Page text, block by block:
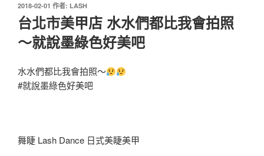
發
佈
於
2018-02-01 作者: LASH
台北市美甲店 水水們都比我會拍照
～就說墨綠色好美吧
水水們都比我會拍照～
#就說墨綠色好美吧
舞睫 Lash Dance 日式美睫美甲